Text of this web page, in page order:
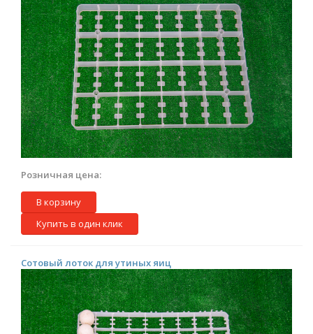
Розничная цена:
В корзину
Купить в один клик
Сотовый лоток для утиных яиц